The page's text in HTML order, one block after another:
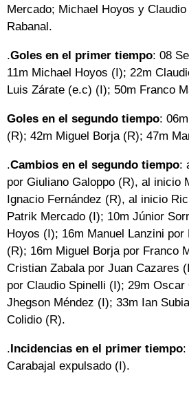
Mercado; Michael Hoyos y Claudio
Rabanal.
.Goles en el primer tiempo: 08
11m Michael Hoyos (I); 22m
Luis Zárate (e.c) (I); 50m Franco
Goles en el segundo tiempo:
(R); 42m Miguel Borja (R); 47m
.Cambios en el segundo tiempo:
por Giuliano Galoppo (R), al inicio
Ignacio Fernández (R), al inicio
Patrik Mercado (I); 10m Júnior
Hoyos (I); 16m Manuel Lanzini por
(R); 16m Miguel Borja por Franco
Cristian Zabala por Juan Cazares
por Claudio Spinelli (I); 29m Oscar
Jhegson Méndez (I); 33m Ian
Colidio (R).
.Incidencias en el primer tiempo:
Carabajal expulsado (I).